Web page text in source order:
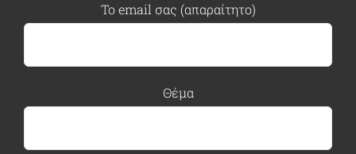
Το email σας (απαραίτητο)
Θέμα